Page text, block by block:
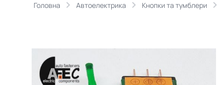
Головна Автоелектрика Кнопки та тумблери